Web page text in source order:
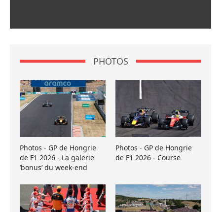
PHOTOS
Photos - GP de Hongrie
de F1 2026 - La galerie
’bonus’ du week-end
Photos - GP de Hongrie
de F1 2026 - Course